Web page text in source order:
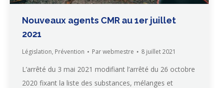
Nouveaux agents CMR au 1er juillet
2021
Législation, Prévention Parwebmestre 8 juillet 2021
L’arrêté du 3 mai 2021 modifiant l’arrêté du 26 octobre
2020 fixant la liste des substances, mélanges et